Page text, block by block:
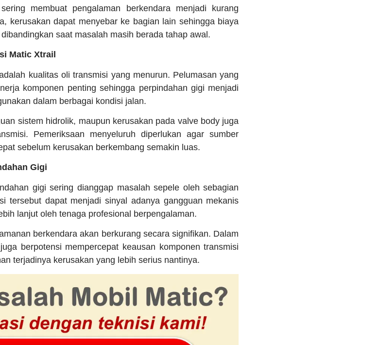
membuat pengalaman berkendara menjadi kurang
kerusakan dapat menyebar ke bagian lain sehingga biaya
saat masalah masih berada tahap awal.
Matic Xtrail
kualitas oli transmisi yang menurun. Pelumasan yang
komponen penting sehingga perpindahan gigi menjadi
dalam berbagai kondisi jalan.
sistem hidrolik, maupun kerusakan pada valve body juga
Pemeriksaan menyeluruh diperlukan agar sumber
sebelum kerusakan berkembang semakin luas.
Gigi
gigi sering dianggap masalah sepele oleh sebagian
tersebut dapat menjadi sinyal adanya gangguan mekanis
lanjut oleh tenaga profesional berpengalaman.
berkendara akan berkurang secara signifikan. Dalam
berpotensi mempercepat keausan komponen transmisi
terjadinya kerusakan yang lebih serius nantinya.